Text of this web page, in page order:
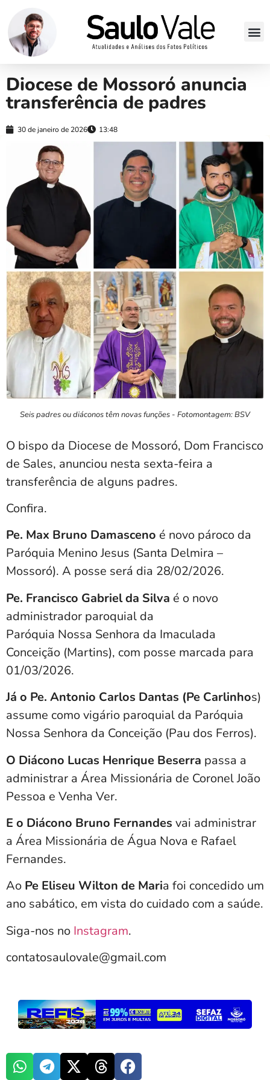
Diocese de Mossoró anuncia
transferência de padres
30 de janeiro de 2026 13:48
Seis padres ou diáconos têm novas funções - Fotomontagem: BSV
O bispo da Diocese de Mossoró, Dom Francisco
de Sales, anunciou nesta sexta-feira a
transferência de alguns padres.
Confira.
Pe. Max Bruno Damasceno é novo pároco da
Paróquia Menino Jesus (Santa Delmira –
Mossoró). A posse será dia 28/02/2026.
Pe. Francisco Gabriel da Silva é o novo
administrador paroquial da
Paróquia Nossa Senhora da Imaculada
Conceição (Martins), com posse marcada para
01/03/2026.
Já o Pe. Antonio Carlos Dantas (Pe Carlinhos)
assume como vigário paroquial da Paróquia
Nossa Senhora da Conceição (Pau dos Ferros).
O Diácono Lucas Henrique Beserra passa a
administrar a Área Missionária de Coronel João
Pessoa e Venha Ver.
E o Diácono Bruno Fernandes vai administrar
a Área Missionária de Água Nova e Rafael
Fernandes.
Ao Pe Eliseu Wilton de Maria foi concedido um
ano sabático, em vista do cuidado com a saúde.
Siga-nos no Instagram.
contatosaulovale@gmail.com